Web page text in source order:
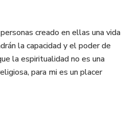
creado en ellas una vida
la capacidad y el poder de
la espiritualidad no es una
para mi es un placer